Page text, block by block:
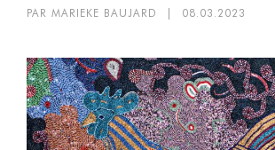
PAR MARIEKE BAUJARD 08.03.2023